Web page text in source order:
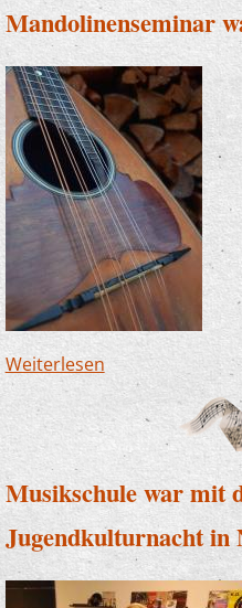
Mandolinenseminar
Weiterlesen über
Musikschule war mit
Jugendkulturnacht in